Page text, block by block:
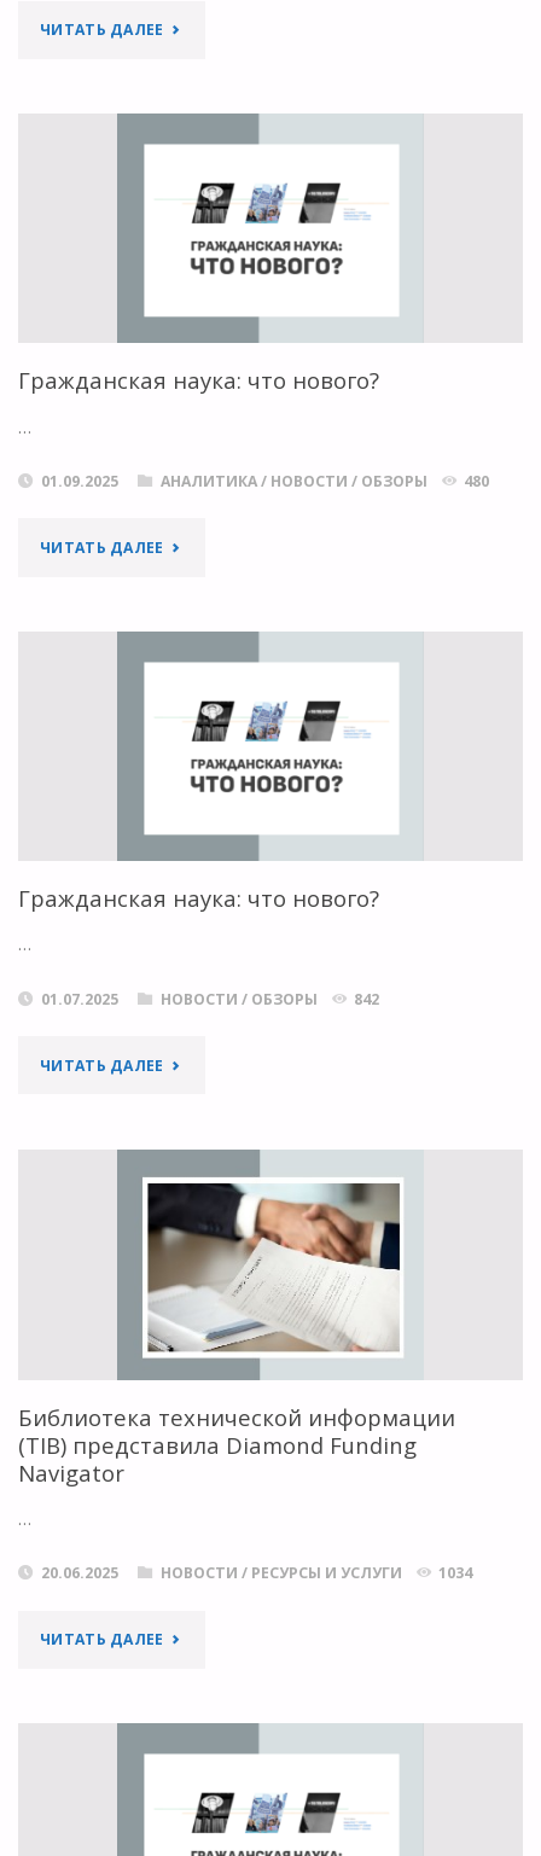
ЧИТАТЬ ДАЛЕЕ "TSOSI:
ИНФРАСТРУКТУРЫ
ОТКРЫТОЙ
НАУКИ"
Гражданская наука: что нового?
…
01.09.2025 АНАЛИТИКА/ НОВОСТИ / ОБЗОРЫ 480
ЧИТАТЬ ДАЛЕЕ "ГРАЖДАНСКАЯ
Гражданская наука: что нового?
…
01.07.2025 НОВОСТИ / ОБЗОРЫ 842
ЧИТАТЬ ДАЛЕЕ "ГРАЖДАНСКАЯ
НОВОГО?"
Библиотека технической информации
(TIB) представила Diamond Funding
Navigator
…
20.06.2025 НОВОСТИ / РЕСУРСЫ И УСЛУГИ 1034
ЧИТАТЬ ДАЛЕЕ "БИБЛИОТЕКА
ПРЕДСТАВИЛА